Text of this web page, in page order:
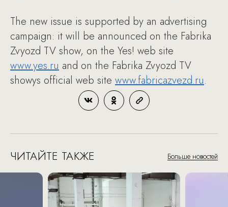
The new issue is supported by an advertising
campaign: it will be announced on the Fabrika
Zvyozd TV show, on the Yes! web site
www.yes.ru and on the Fabrika Zvyozd TV
showуs official web site www.fabricazvezd.ru.
ЧИТАЙТЕ ТАКЖЕ Больше новостей